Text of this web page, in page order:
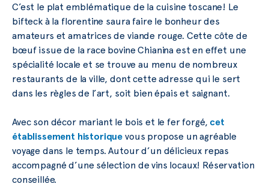
C’est le plat emblématique de la cuisine toscane! Le
bifteck à la florentine saura faire le bonheur des
amateurs et amatrices de viande rouge. Cette côte de
bœuf issue de la race bovine Chianina est en effet une
spécialité locale et se trouve au menu de nombreux
restaurants de la ville, dont cette adresse qui le sert
dans les règles de l’art, soit bien épais et saignant.
Avec son décor mariant le bois et le fer forgé, cet
établissement historique vous propose un agréable
voyage dans le temps. Autour d’un délicieux repas
accompagné d’une sélection de vins locaux! Réservation
conseillée.